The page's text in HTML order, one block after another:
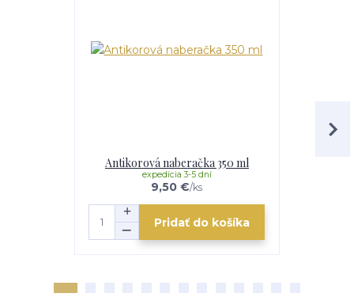
Antikorová naberačka 350 ml
9,50 €/ks
expedícia 3-5 dní
Pridať do košíka